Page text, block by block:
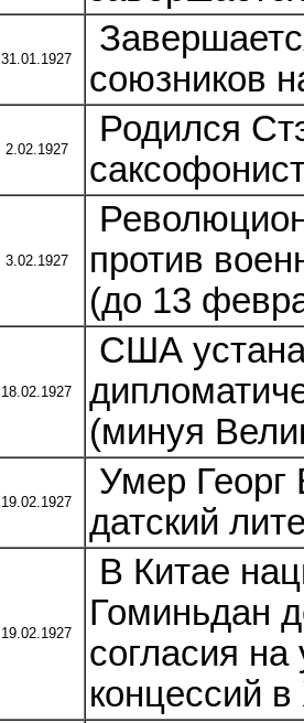
31.01.1927
союзников
2.02.1927
Родился
3.02.1927
против
(до 13
18.02.1927
США
(минуя
19.02.1927
Умер Георг
датский
19.02.1927
В Китае
Гоминьдан
согласия
концессий